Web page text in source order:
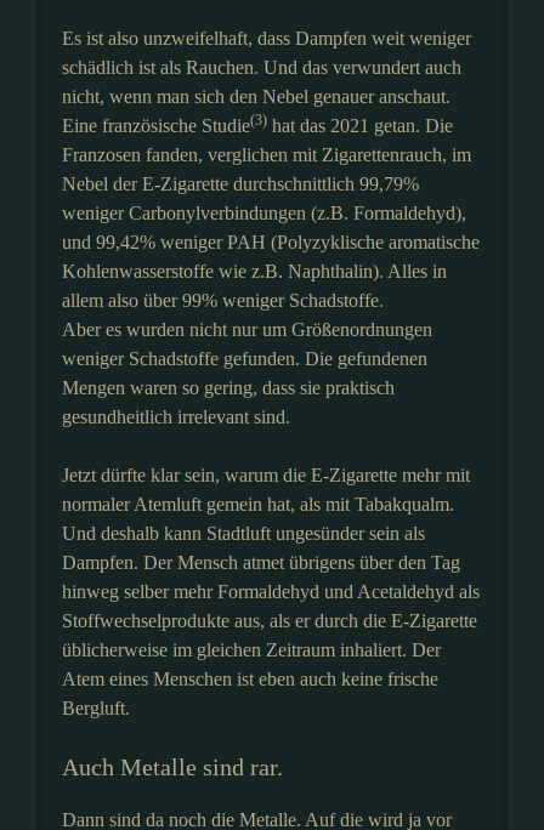
Es ist also unzweifelhaft, dass Dampfen weit weniger
schädlich ist als Rauchen. Und das verwundert auch
nicht, wenn man sich den Nebel genauer anschaut.
Eine französische Studie(3) hat das 2021 getan. Die
Franzosen fanden, verglichen mit Zigarettenrauch, im
Nebel der E-Zigarette durchschnittlich 99,79%
weniger Carbonylverbindungen (z.B. Formaldehyd),
und 99,42% weniger PAH (Polyzyklische aromatische
Kohlenwasserstoffe wie z.B. Naphthalin). Alles in
allem also über 99% weniger Schadstoffe.
Aber es wurden nicht nur um Größenordnungen
weniger Schadstoffe gefunden. Die gefundenen
Mengen waren so gering, dass sie praktisch
gesundheitlich irrelevant sind.
Jetzt dürfte klar sein, warum die E-Zigarette mehr mit
normaler Atemluft gemein hat, als mit Tabakqualm.
Und deshalb kann Stadtluft ungesünder sein als
Dampfen. Der Mensch atmet übrigens über den Tag
hinweg selber mehr Formaldehyd und Acetaldehyd als
Stoffwechselprodukte aus, als er durch die E-Zigarette
üblicherweise im gleichen Zeitraum inhaliert. Der
Atem eines Menschen ist eben auch keine frische
Bergluft.
Auch Metalle sind rar.
Dann sind da noch die Metalle. Auf die wird ja vor